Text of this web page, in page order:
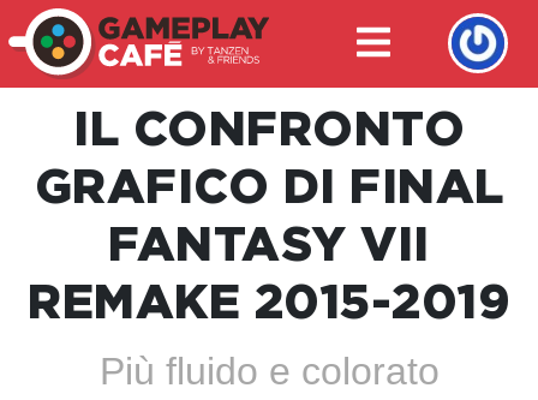
IL CONFRONTO
GRAFICO DI FINAL
FANTASY VII
REMAKE 2015-2019
Più fluido e colorato